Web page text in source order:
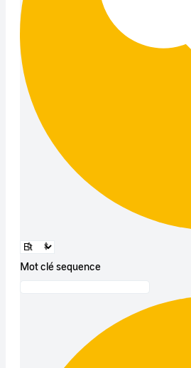
Mot clé sequence